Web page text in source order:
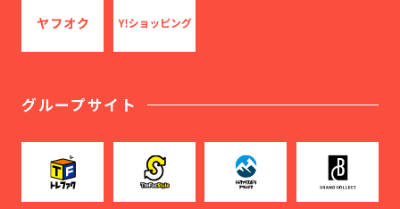
グループサイト